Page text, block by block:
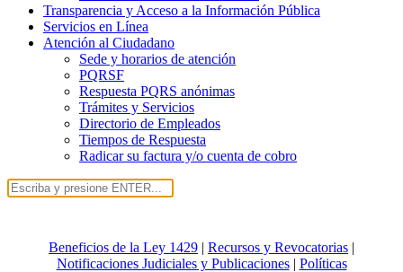
Transparencia y Acceso a la Información Pública
Servicios en Línea
Atención al Ciudadano
Sede y horarios de atención
PQRSF
Respuesta PQRS anónimas
Trámites y Servicios
Directorio de Empleados
Tiempos de Respuesta
Radicar su factura y/o cuenta de cobro
Beneficios de la Ley 1429 | Recursos y Revocatorias |
Notificaciones Judiciales y Publicaciones| Políticas